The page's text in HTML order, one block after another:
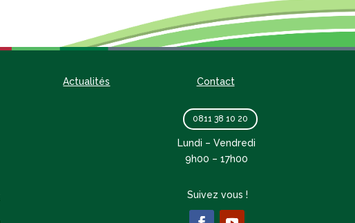
Actualités Contact
0811 38 10 20
Lundi – Vendredi
9h00 – 17h00
Suivez vous !